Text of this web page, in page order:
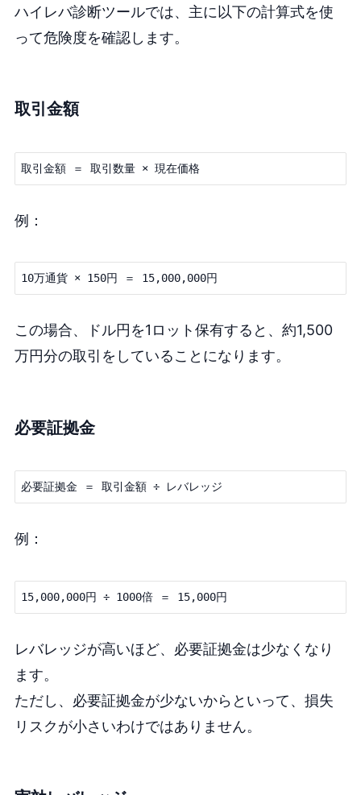
ハイレバ診断ツールでは、主に以下の計算式を使
って危険度を確認します。
取引金額
取引金額 ＝ 取引数量 × 現在価格
例：
この場合、ドル円を1ロット保有すると、約1,500
万円分の取引をしていることになります。
必要証拠金
例：
レバレッジが高いほど、必要証拠金は少なくなり
ます。
ただし、必要証拠金が少ないからといって、損失
リスクが小さいわけではありません。